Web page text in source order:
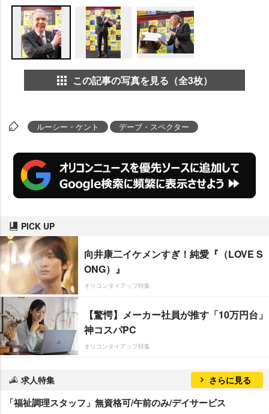
この記事の写真を見る（全3枚）
ルーシー・ケント デーブ・スペクター
PICK UP
向井康二イケメンすぎ！純愛『（LOVE S
ONG）』
オリコンタイアップ特集
【驚愕】メーカー社員が推す「10万円台」
神コスパPC
オリコンタイアップ特集
求人特集 さらに見る
「福祉調理スタッフ」無資格可/午前のみ/デイサービス